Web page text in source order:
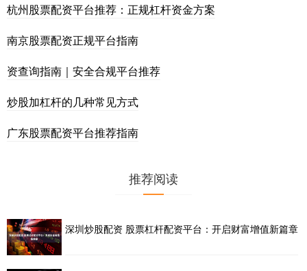
杭州股票配资平台推荐：正规杠杆资金方案
南京股票配资正规平台指南
资查询指南｜安全合规平台推荐
炒股加杠杆的几种常见方式
广东股票配资平台推荐指南
推荐阅读
深圳炒股配资 股票杠杆配资平台：开启财富增值新篇章